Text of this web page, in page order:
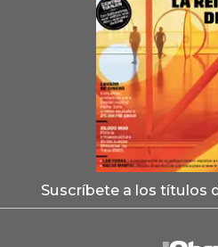
Suscríbete a los títulos